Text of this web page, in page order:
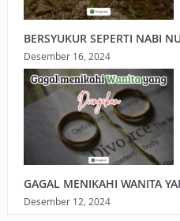
BERSYUKUR SEPERTI NABI
Desember 16, 2024
GAGAL MENIKAHI WANITA
Desember 12, 2024